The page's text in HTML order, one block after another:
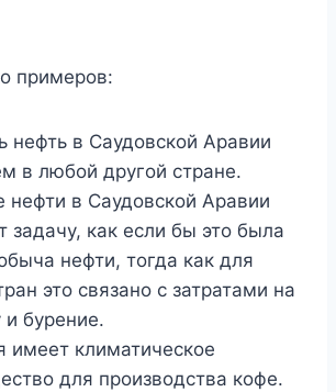
примеров:
нефть в Саудовской Аравии
в любой другой стране.
нефти в Саудовской Аравии
задачу, как если бы это была
нефти, тогда как для
это связано с затратами на
и бурение.
имеет климатическое
для производства кофе.